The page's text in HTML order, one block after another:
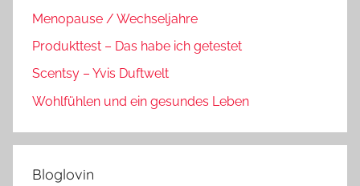
Menopause / Wechseljahre
Produkttest – Das habe ich getestet
Scentsy – Yvis Duftwelt
Wohlfühlen und ein gesundes Leben
Bloglovin